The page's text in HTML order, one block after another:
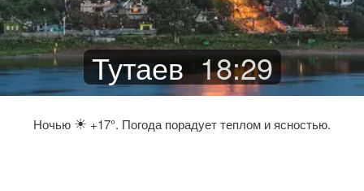
Тутаев 18:29
Ночью ☀ +17°. Погода порадует теплом и ясностью.